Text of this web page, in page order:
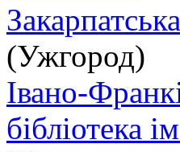
(Ужгород)
Івано-
бібліотека